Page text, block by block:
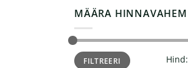
MÄÄRA
Minimaalne
hind
Maksimaalne
hindFILTREERI Hind: